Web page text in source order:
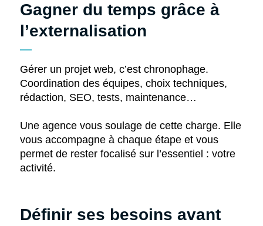
Gagner du temps grâce à
l’externalisation
Gérer un projet web, c’est chronophage.
Coordination des équipes, choix techniques,
rédaction, SEO, tests, maintenance…
Une agence vous soulage de cette charge. Elle
vous accompagne à chaque étape et vous
permet de rester focalisé sur l’essentiel : votre
activité.
Définir ses besoins avant